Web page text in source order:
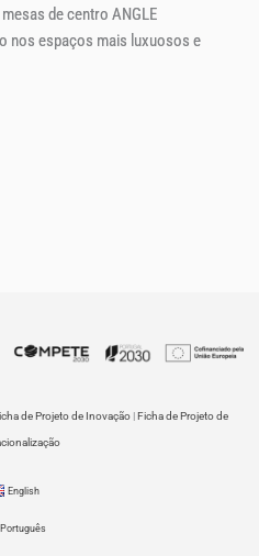
de centro ANGLE
nos espaços mais luxuosos e
de Projeto de Inovação|Ficha de Projeto de
English
Português